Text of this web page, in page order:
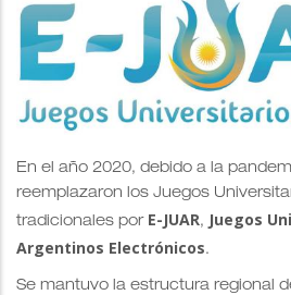
En el año 2020, debido a la
reemplazaron los Juegos
tradicionales por E-JUAR, Juegos
Argentinos Electrónicos.
Se mantuvo la estructura regional